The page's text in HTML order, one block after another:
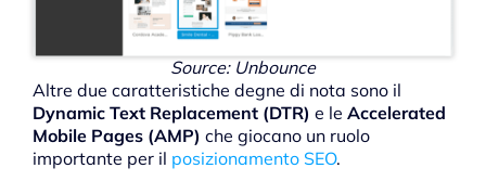
Source: Unbounce
Altre due caratteristiche degne di nota sono il
Dynamic Text Replacement (DTR) e le Accelerated
Mobile Pages (AMP) che giocano un ruolo
importante per il posizionamento SEO.